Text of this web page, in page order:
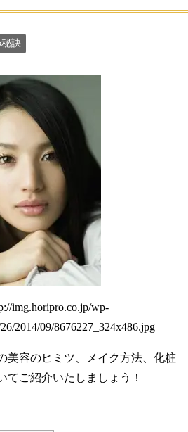
訣
img.horipro.co.jp/wp-
2014/09/8676227_324x486.jpg
美容のヒミツ、メイク方法、化粧
てご紹介いたしましょう！